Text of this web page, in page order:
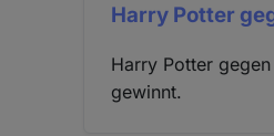
Harry Potter
Harry Potter
gewinnt.